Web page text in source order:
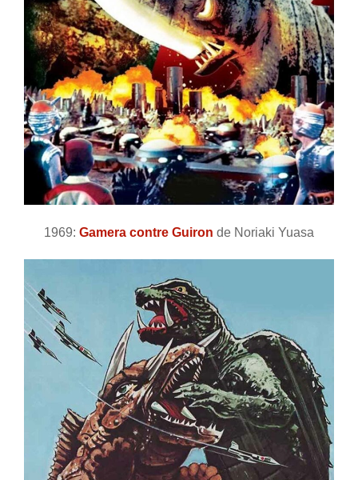
1969: Gamera contre Guiron de Noriaki Yuasa